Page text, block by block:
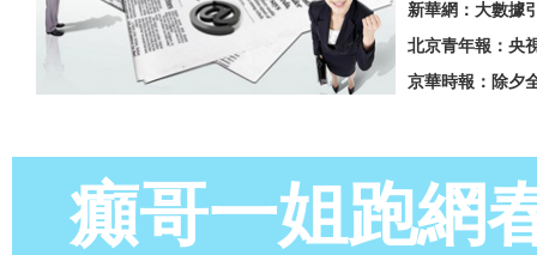
新華網：大數據
北京青年報：央
京華時報：除夕
癲哥一姐跑網